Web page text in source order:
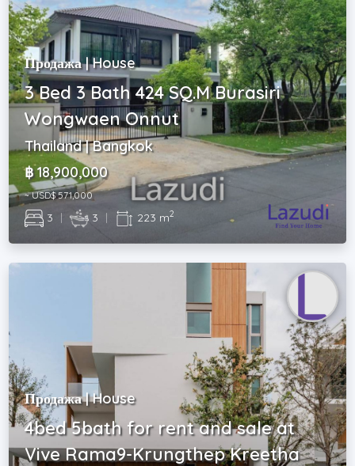
Продажа | House
3 Bed 3 Bath 424 SQ.M Burasiri
Wongwaen Onnut
Thailand | Bangkok
฿ 18,900,000
~ USD$ 571,000
3 | 3 | 223 m2
Продажа | House
4bed 5bath for rent and sale at
Vive Rama9-Krungthep Kreetha